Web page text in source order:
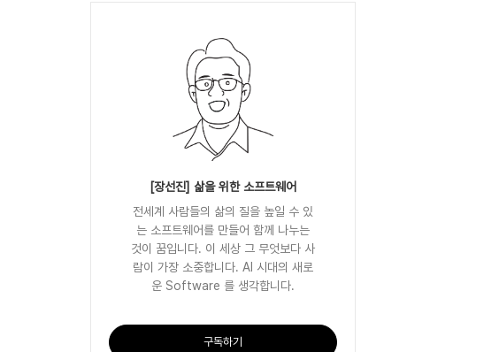
[장선진] 삶을 위한 소프트웨어
전세계 사람들의 삶의 질을 높일 수 있
는 소프트웨어를 만들어 함께 나누는
것이 꿈입니다. 이 세상 그 무엇보다 사
람이 가장 소중합니다. AI 시대의 새로
운 Software 를 생각합니다.
구독하기